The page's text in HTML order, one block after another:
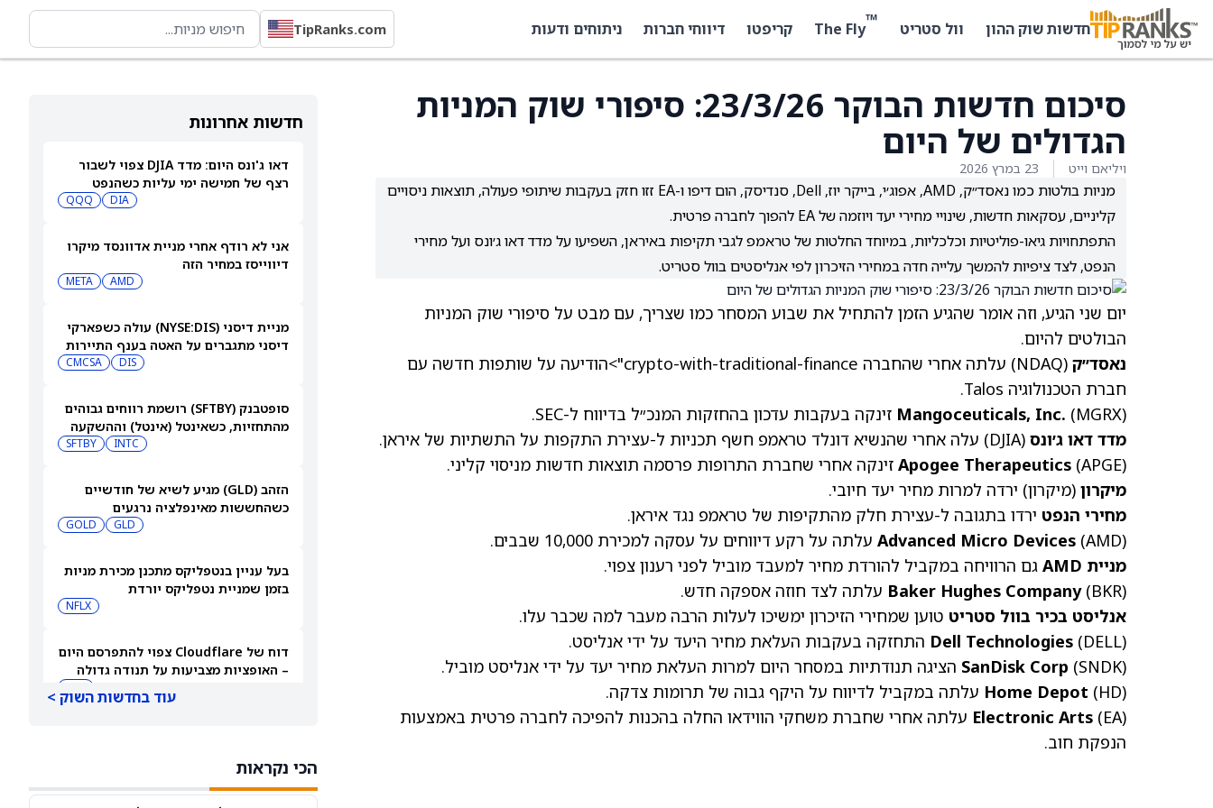
חדשות שוק ההון וול סטריט ™
The Fly קריפטו דיווחי חברות ניתוחים ודעות TipRanks.com
חדשות אחרונות
דאו ג'ונס היום: מדד DJIA צפוי לשבור
רצף של חמישה ימי עליות כשהנפט
DIA
QQQ
אני לא רודף אחרי מניית אדוונסד מיקרו
דיווייסז במחיר הזה
AMD
META
מניית דיסני (NYSE:DIS) עולה כשפארקי
דיסני מתגברים על האטה בענף התיירות
DIS
CMCSA
סופטבנק (SFTBY) רושמת רווחים גבוהים
מהתחזיות, כשאינטל (אינטל) וההשקעה
INTC
SFTBY
הזהב (GLD) מגיע לשיא של חודשיים
כשהחששות מאינפלציה נרגעים
GLD
GOLD
בעל עניין בנטפליקס מתכנן מכירת מניות
בזמן שמניית נטפליקס יורדת
NFLX
דוח של Cloudflare צפוי להתפרסם היום
– האופציות מצביעות על תנודה גדולה
עוד בחדשות השוק >
הכי נקראות
סיכום חדשות הבוקר 23/3/26: סיפורי שוק המניות
הגדולים של היום
ויליאם וייט 23 במרץ 2026
מניות בולטות כמו נאסד״ק, AMD, אפוג׳י, בייקר יוז, Dell, סנדיסק, הום דיפו ו-EA זזו חזק בעקבות שיתופי פעולה, תוצאות ניסויים
קליניים, עסקאות חדשות, שינויי מחירי יעד ויוזמה של EA להפוך לחברה פרטית.
התפתחויות גיאו-פוליטיות וכלכליות, במיוחד החלטות של טראמפ לגבי תקיפות באיראן, השפיעו על מדד דאו ג׳ונס ועל מחירי
הנפט, לצד ציפיות להמשך עלייה חדה במחירי הזיכרון לפי אנליסטים בוול סטריט.
יום שני הגיע, וזה אומר שהגיע הזמן להתחיל את שבוע המסחר כמו שצריך, עם מבט על סיפורי שוק המניות
הבולטים להיום.
נאסד״ק (NDAQ)
עלתה אחרי שהחברה crypto-with-traditional-finance">הודיעה על שותפות חדשה עם
חברת הטכנולוגיה Talos.
Mangoceuticals, Inc. (MGRX)
זינקה בעקבות עדכון בהחזקות המנכ״ל בדיווח ל-SEC.
מדד דאו ג׳ונס (DJIA) עלה אחרי שהנשיא דונלד טראמפ חשף תכניות ל-עצירת התקפות על התשתיות של איראן.
Apogee Therapeutics (APGE)
זינקה אחרי שחברת התרופות פרסמה תוצאות חדשות מניסוי קליני.
מיקרון (מיקרון) ירדה למרות מחיר יעד חיובי.
מחירי הנפט ירדו בתגובה ל-עצירת חלק מהתקיפות של טראמפ נגד איראן.
Advanced Micro Devices (AMD)
עלתה על רקע דיווחים על עסקה למכירת 10,000 שבבים.
מניית AMD
גם הרוויחה במקביל להורדת מחיר למעבד מוביל לפני רענון צפוי.
Baker Hughes Company (BKR)
עלתה לצד חוזה אספקה חדש.
אנליסט בכיר בוול סטריט טוען שמחירי הזיכרון ימשיכו לעלות הרבה מעבר למה שכבר עלו.
Dell Technologies (DELL)
התחזקה בעקבות העלאת מחיר היעד על ידי אנליסט.
SanDisk Corp (SNDK)
הציגה תנודתיות במסחר היום למרות העלאת מחיר יעד על ידי אנליסט מוביל.
Home Depot (HD)
עלתה במקביל לדיווח על היקף גבוה של תרומות צדקה.
Electronic Arts (EA)
עלתה אחרי שחברת משחקי הווידאו החלה בהכנות להפיכה לחברה פרטית באמצעות
הנפקת חוב.